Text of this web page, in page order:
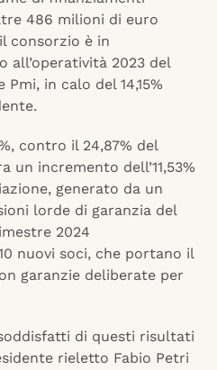
486 milioni di euro
consorzio è in
all’operatività 2023 del
in calo del 14,15%
contro il 24,87% del
un incremento dell’11,53%
generato da un
lorde di garanzia del
2024
nuovi soci, che portano il
garanzie deliberate per
di questi risultati
rieletto Fabio Petri